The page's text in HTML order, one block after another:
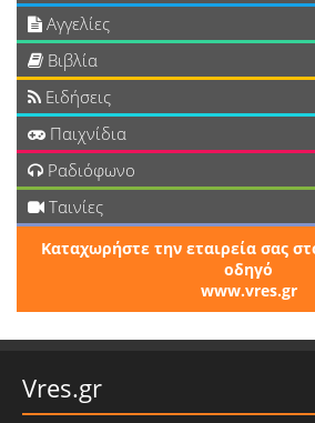
Αγγελίες
Βιβλία
Ειδήσεις
Παιχνίδια
Ραδιόφωνο
Ταινίες
Καταχωρήστε την εταιρεία σας
οδηγό
www.vres.gr
Vres.gr